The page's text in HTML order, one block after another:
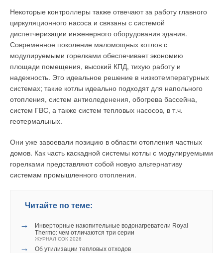
Некоторые контроллеры также отвечают за работу главного
циркуляционного насоса и связаны с системой
диспетчеризации инженерного оборудования здания.
Современное поколение маломощных котлов с
модулируемыми горелками обеспечивает экономию
площади помещения, высокий КПД, тихую работу и
надежность. Это идеальное решение в низкотемпературных
системах; такие котлы идеально подходят для напольного
отопления, систем антиоледенения, обогрева бассейна,
систем ГВС, а также систем тепловых насосов, в т.ч.
геотермальных.
Они уже завоевали позицию в области отопления частных
домов. Как часть каскадной системы котлы с модулируемыми
горелками представляют собой новую альтернативу
системам промышленного отопления.
Читайте по теме:
→
Инверторные накопительные водонагреватели Royal
Thermo: чем отличаются три серии
ЖУРНАЛ СОК 2026
→ Об утилизации тепловых отходов